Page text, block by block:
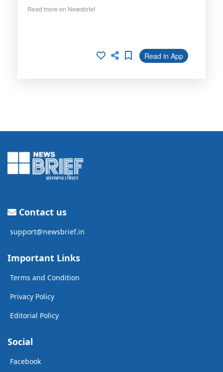
Read more on Newsbrief
Read in App
Contact us
support@newsbrief.in
Important Links
Terms and Condition
Privacy Policy
Editorial Policy
Social
Facebook